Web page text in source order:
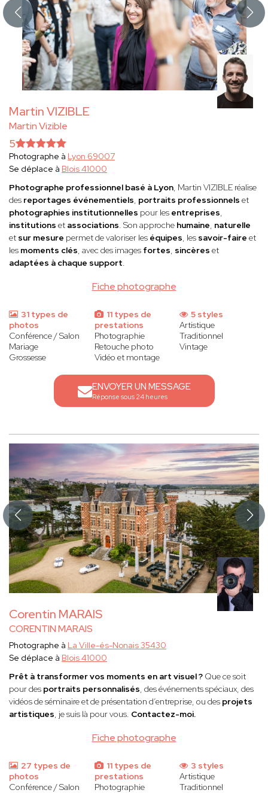
Martin VIZIBLE
Martin Vizible
Fiche photographe
5
Photographe à Lyon 69007
Se déplace à Blois 41000
Photographe professionnel basé à Lyon, Martin VIZIBLE réalise
des reportages événementiels, portraits professionnels et
photographies institutionnelles pour les entreprises,
institutions et associations. Son approche humaine, naturelle
et sur mesure permet de valoriser les équipes, les savoir-faire et
les moments clés, avec des images fortes, sincères et
adaptées à chaque support.
31 types de
photos
Conférence / Salon
Mariage
Grossesse
11 types de
prestations
Photographie
Retouche photo
Vidéo et montage
5 styles
Artistique
Traditionnel
Vintage
ENVOYER UN MESSAGE
Réponse sous 24 heures
Corentin MARAIS
CORENTIN MARAIS
Fiche photographe
Photographe à La Ville-és-Nonais 35430
Se déplace à Blois 41000
Prêt à transformer vos moments en art visuel ? Que ce soit
pour des portraits personnalisés, des événements spéciaux, des
vidéos de séminaire et de présentation d’entreprise, ou des projets
artistiques, je suis là pour vous. Contactez-moi.
27 types de
photos
Conférence / Salon
11 types de
prestations
Photographie
3 styles
Artistique
Traditionnel